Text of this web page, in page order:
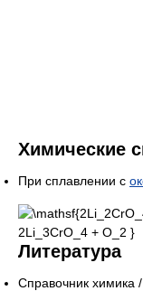
Химические
При сплавлении с
Литература
Справочник химика